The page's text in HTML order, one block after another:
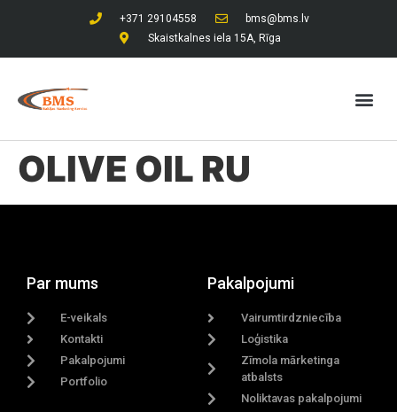
+371 29104558
bms@bms.lv
Skaistkalnes iela 15A, Rīga
OLIVE OIL RU
Par mums
E-veikals
Kontakti
Pakalpojumi
Portfolio
Pakalpojumi
Vairumtirdzniecība
Loģistika
Zīmola mārketinga
atbalsts
Noliktavas pakalpojumi